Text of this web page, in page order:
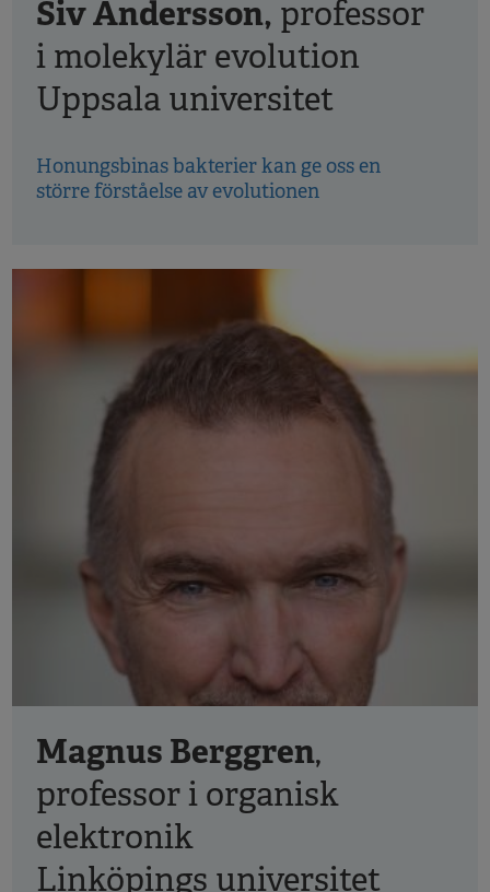
Siv Andersson, professor
i molekylär evolution
Uppsala universitet
Honungsbinas bakterier kan ge oss en
större förståelse av evolutionen
Magnus Berggren,
professor i organisk
elektronik
Linköpings universitet